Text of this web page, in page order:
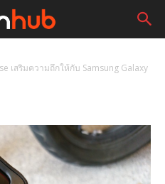
เสริมความถึกให้กับ Samsung Galaxy